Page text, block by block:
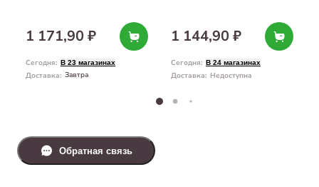
1 171,90 ₽
Сегодня: В 23 магазинах
Доставка: Завтра
1 144,90 ₽
Сегодня: В 24 магазинах
Доставка: Недоступна
Обратная связь